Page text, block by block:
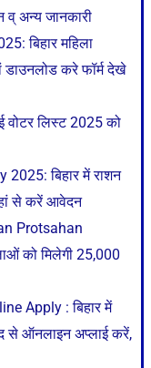
अन्य जानकारी
बिहार महिला
डाउनलोड करे फॉर्म देखे
वोटर लिस्ट 2025 को
बिहार में राशन
से करें आवेदन
Protsahan
को मिलेगी 25,000
Apply : बिहार में
से ऑनलाइन अप्लाई करें,